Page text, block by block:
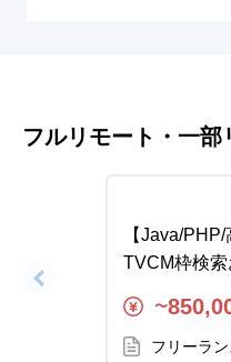
フルリモート・一部
【Java/
TVCM枠検
〜
フリーラン